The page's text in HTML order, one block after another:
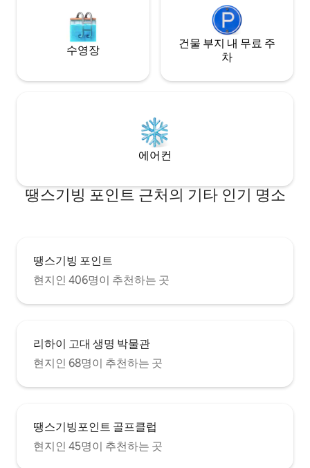
수영장
건물 부지 내 무료 주
차
에어컨
땡스기빙 포인트 근처의 기타 인기 명소
땡스기빙 포인트
현지인 406명이 추천하는 곳
리하이 고대 생명 박물관
현지인 68명이 추천하는 곳
땡스기빙포인트 골프클럽
현지인 45명이 추천하는 곳